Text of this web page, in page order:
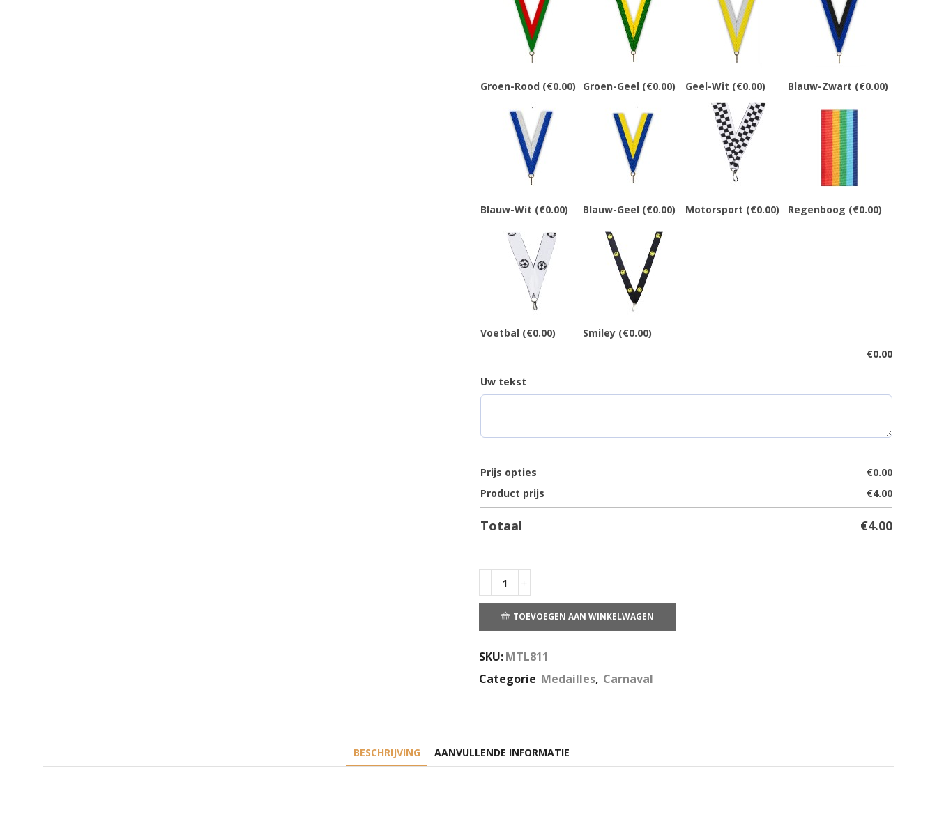
Groen-Rood (€0.00) Groen-Geel (€0.00) Geel-Wit (€0.00) Blauw-Zwart (€0.00)
Blauw-Wit (€0.00) Blauw-Geel (€0.00) Motorsport (€0.00) Regenboog (€0.00)
Voetbal (€0.00) Smiley (€0.00)
€0.00
Uw tekst
Prijs opties €0.00
Product prijs
€4.00
Totaal €4.00
TOEVOEGEN AAN WINKELWAGEN
SKU:MTL811
Categorie Medailles, Carnaval
BESCHRIJVING AANVULLENDE INFORMATIE